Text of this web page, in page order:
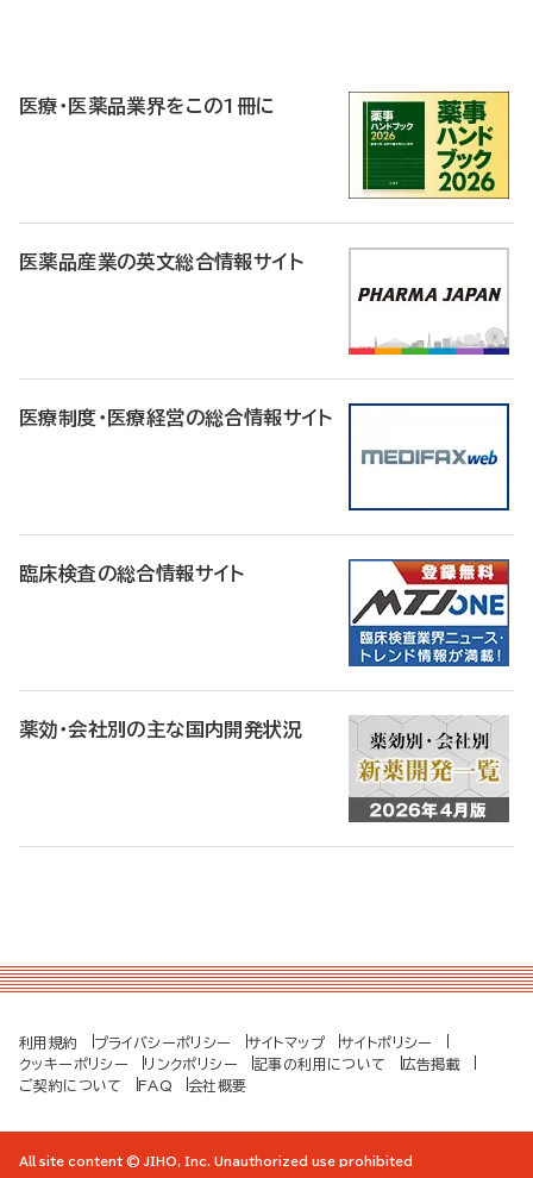
医療・医薬品業界をこの1冊に
医薬品産業の英文総合情報サイト
医療制度・医療経営の総合情報サイト
臨床検査の総合情報サイト
薬効・会社別の主な国内開発状況
利用規約 プライバシーポリシー サイトマップ
サイトポリシー
クッキーポリシー
リンクポリシー 記事の利用について
広告掲載
ご契約について
FAQ 会社概要
All site content © JIHO, Inc. Unauthorized use prohibited